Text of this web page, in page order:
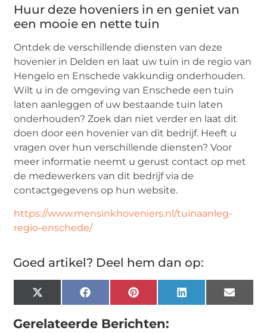
Huur deze hoveniers in en geniet van
een mooie en nette tuin
Ontdek de verschillende diensten van deze
hovenier in Delden en laat uw tuin in de regio van
Hengelo en Enschede vakkundig onderhouden.
Wilt u in de omgeving van Enschede een tuin
laten aanleggen of uw bestaande tuin laten
onderhouden? Zoek dan niet verder en laat dit
doen door een hovenier van dit bedrijf. Heeft u
vragen over hun verschillende diensten? Voor
meer informatie neemt u gerust contact op met
de medewerkers van dit bedrijf via de
contactgegevens op hun website.
https://www.mensinkhoveniers.nl/tuinaanleg-
regio-enschede/
Goed artikel? Deel hem dan op:
X
(Twitter)
FacebookPinterest LinkedIn Email
Gerelateerde Berichten: